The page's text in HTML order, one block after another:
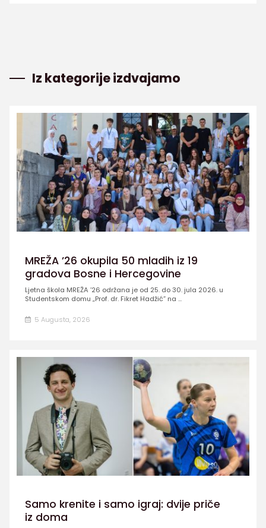
Iz kategorije izdvajamo
MREŽA ’26 okupila 50 mladih iz 19
gradova Bosne i Hercegovine
Ljetna škola MREŽA ’26 održana je od 25. do 30. jula 2026. u
Studentskom domu „Prof. dr. Fikret Hadžić” na ...
5 Augusta, 2026
Samo krenite i samo igraj: dvije priče
iz doma